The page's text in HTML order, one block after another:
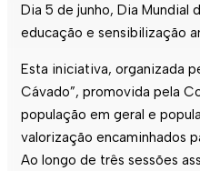
Dia 5 de junho, Dia
educação e sensibilização
Esta iniciativa, organizada
Cávado”, promovida pela
população em geral e
valorização encaminhados
Ao longo de três sessões